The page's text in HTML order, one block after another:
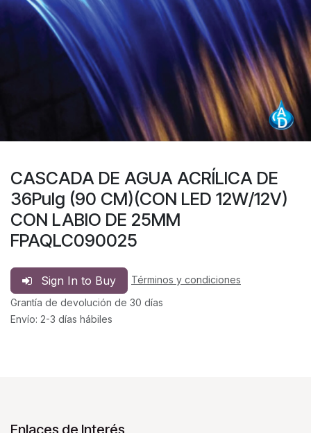
CASCADA DE AGUA ACRÍLICA DE
36Pulg (90 CM)(CON LED 12W/12V)
CON LABIO DE 25MM
FPAQLC090025
Sign In to Buy
Términos y condiciones
Grantía de devolución de 30 días
Envío: 2-3 días hábiles